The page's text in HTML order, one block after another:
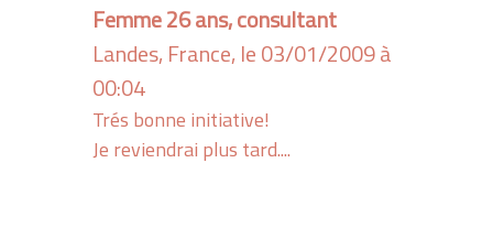
Femme 26 ans, consultant
Landes, France, le 03/01/2009 à
00:04
Trés bonne initiative!
Je reviendrai plus tard....